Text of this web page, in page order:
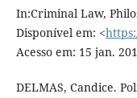
In:Criminal Law,
Disponível em: <
Acesso em: 15 jan.
DELMAS, Candice.